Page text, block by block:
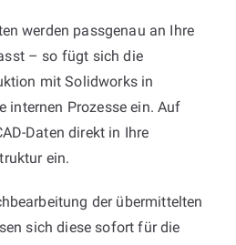
werden passgenau an Ihre
– so fügt sich die
mit Solidworks in
internen Prozesse ein. Auf
Daten direkt in Ihre
ein.
der übermittelten
sich diese sofort für die